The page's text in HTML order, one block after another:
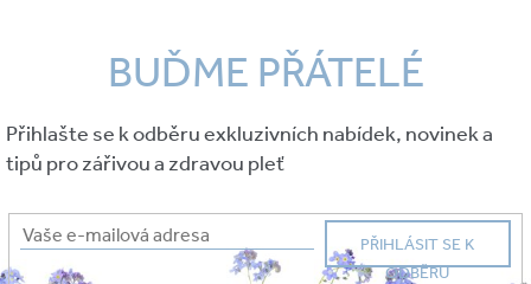
BUĎME PŘÁTELÉ
Přihlašte se k odběru exkluzivních nabídek, novinek a
tipů pro zářivou a zdravou pleť
PŘIHLÁSIT SE K
ODBĚRU